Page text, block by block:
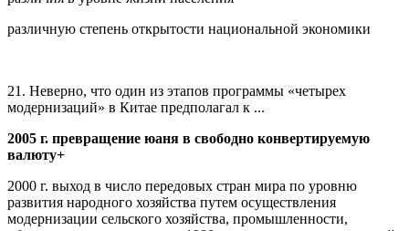
различную степень открытости национальной экономики
21. Неверно, что один из этапов программы «четырех
модернизаций» в Китае предполагал к ...
2005 г. превращение юаня в свободно конвертируемую
валюту+
2000 г. выход в число передовых стран мира по уровню
развития народного хозяйства путем осуществления
модернизации сельского хозяйства, промышленности,